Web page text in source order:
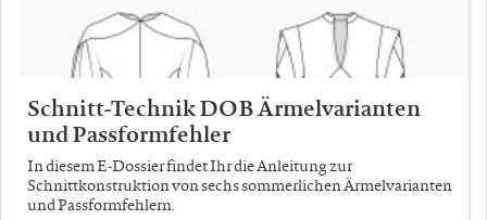
Schnitt-Technik DOB Ärmelvarianten
und Passformfehler
In diesem E-Dossier findet Ihr die Anleitung zur
Schnittkonstruktion von sechs sommerlichen Ärmelvarianten
und Passformfehlern.